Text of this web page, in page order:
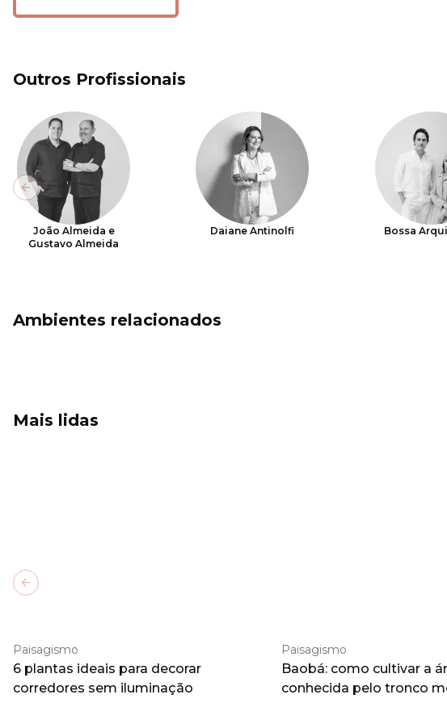
Outros Profissionais
João Almeida e
Gustavo Almeida
Daiane Antinolfi Bossa
Previous slide
Ambientes relacionados
Mais lidas
Paisagismo
6 plantas ideais para decorar
corredores sem iluminação
Paisagismo
Baobá: como cultivar a
conhecida pelo tronco
Previous slide